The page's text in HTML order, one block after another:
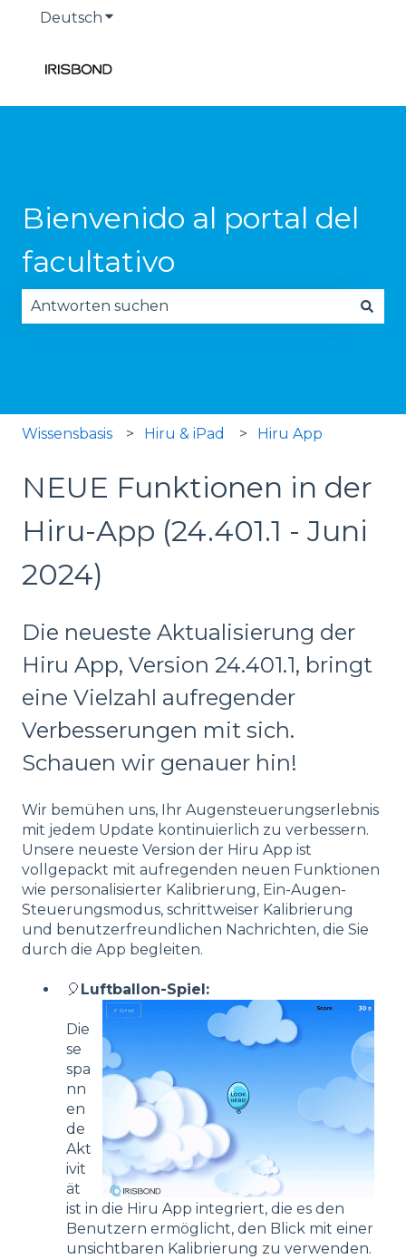
Deutsch Untermenü für Übersetzungen
Bienvenido al portal del
facultativo
Wissensbasis Hiru & iPad Hiru App
NEUE Funktionen in der
Hiru-App (24.401.1 - Juni
2024)
Die neueste Aktualisierung der
Hiru App, Version 24.401.1, bringt
eine Vielzahl aufregender
Verbesserungen mit sich.
Schauen wir genauer hin!
Wir bemühen uns, Ihr Augensteuerungserlebnis
mit jedem Update kontinuierlich zu verbessern.
Unsere neueste Version der Hiru App ist
vollgepackt mit aufregenden neuen Funktionen
wie personalisierter Kalibrierung, Ein-Augen-
Steuerungsmodus, schrittweiser Kalibrierung
und benutzerfreundlichen Nachrichten, die Sie
durch die App begleiten.
🎈 Luftballon-Spiel:
Die
se
spa
nn
en
de
Akt
ivit
ät
ist in die Hiru App integriert, die es den
Benutzern ermöglicht, den Blick mit einer
unsichtbaren Kalibrierung zu verwenden.